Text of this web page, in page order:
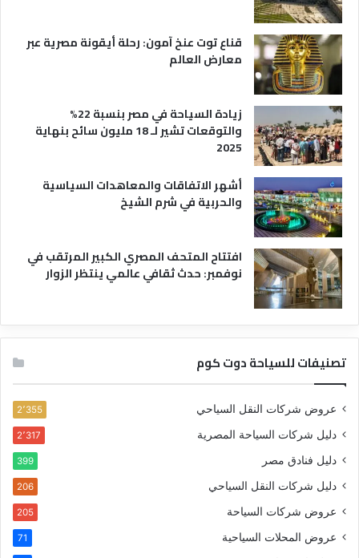
قناع توت عنخ آمون: رحلة أيقونة مصرية عبر
معارض العالم
زيادة السياحة في مصر بنسبة 22%
والتوقعات تشير لـ 18 مليون سائح بنهاية
2025
أشهر الاتفاقات والمعاهدات السياسية
والحربية في شرم الشيخ
افتتاح المتحف المصري الكبير المرتقب في
نوفمبر: حدث ثقافي عالمي ينتظر الزوار
تصنيفات للسياحة دوت كوم
عروض شركات النقل السياحي 2٬355
دليل شركات السياحة المصرية 2٬317
دليل فنادق مصر 399
دليل شركات النقل السياحي 206
عروض شركات السياحة 205
عروض المحلات السياحية 71